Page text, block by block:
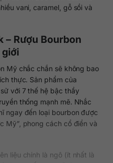
vani, caramel, gỗ sồi và
– Rượu Bourbon
Mỹ chắc chắn sẽ không bao
thực. Sản phẩm của
với 7 thế hệ bậc thầy
thống mạnh mẽ. Nhắc
ngay đến loại bourbon được
Mỹ”, phong cách cổ điển và
liệu chính là ngô (ít nhất là